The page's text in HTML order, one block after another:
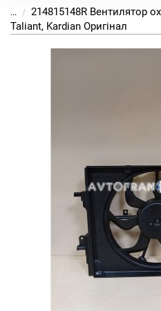
...
214815148R Вентилятор
Taliant, Kardian Оригінал